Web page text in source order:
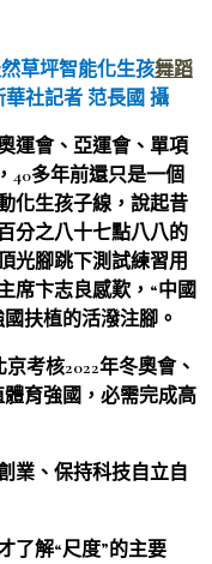
草坪智能化生孩舞蹈
社記者 范長國 攝
運會、亞運會、單項
40多年前還只是一個
化生孩子線，說起昔
分之八十七點八八的
光腳跳下測試練習用
席卞志良感歎，“中國
扶植的活潑注腳。
考核2022年冬奧會、
育強國，必需完成高
業、保持科技自立自
了解“尺度”的主要